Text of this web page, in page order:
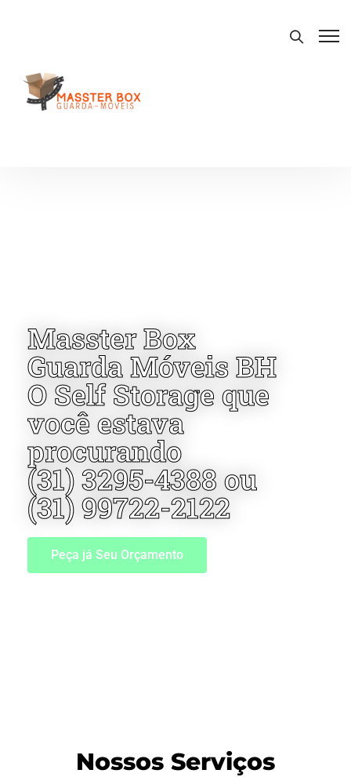
Masster Box
Guarda Móveis BH
O Self Storage que
você estava
procurando
(31) 3295-4388 ou
(31) 99722-2122
Peça já Seu Orçamento
Nossos Serviços